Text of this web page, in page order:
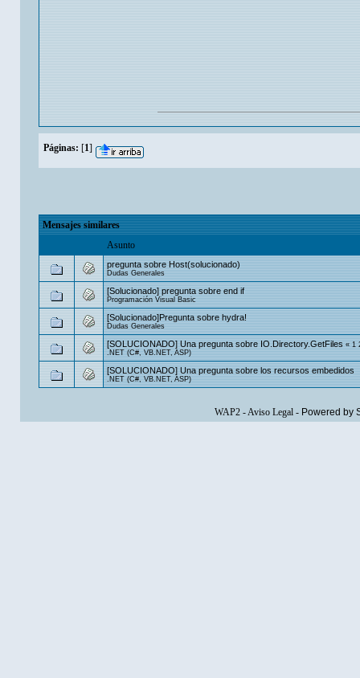
Páginas: [1]
Mensajes similares
Asunto
pregunta sobre Host(solucionado)
Dudas Generales
[Solucionado] pregunta sobre end if
Programación Visual Basic
[Solucionado]Pregunta sobre hydra!
Dudas Generales
[SOLUCIONADO] Una pregunta sobre IO.Directory.GetFiles «1
.NET (C#, VB.NET, ASP)
[SOLUCIONADO] Una pregunta sobre los recursos embedidos
.NET (C#, VB.NET, ASP)
WAP2-Aviso Legal- Powered by